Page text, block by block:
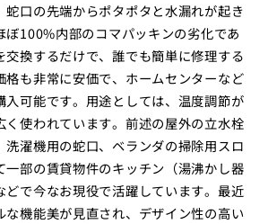
蛇口の先端からポタポタと水漏れが起き
ぼ100%内部のコマパッキンの劣化であ
交換するだけで、誰でも簡単に修理する
格も非常に安価で、ホームセンターなど
入可能です。用途としては、温度調節が
く使われています。前述の屋外の立水栓
洗濯機用の蛇口、ベランダの掃除用スロ
一部の賃貸物件のキッチン（湯沸かし器
どで今なお現役で活躍しています。最近
な機能美が見直され、デザイン性の高い